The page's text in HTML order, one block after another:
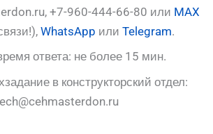
+7-960-444-66-80 или MAX
WhatsApp или Telegram.
ответа: не более 15 мин.
в конструкторский отдел: